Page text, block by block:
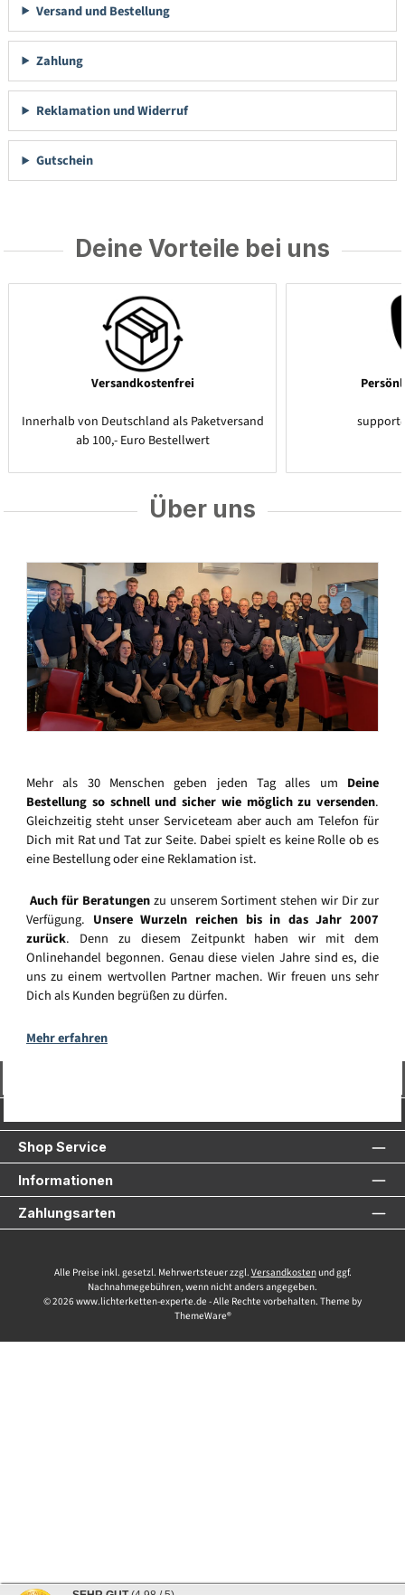
Versand und Bestellung
Zahlung
Reklamation und Widerruf
Gutschein
Deine Vorteile bei uns
Versandkostenfrei
Innerhalb von Deutschland als Paketversand
ab 100,- Euro Bestellwert
Über uns
Mehr als 30 Menschen geben jeden Tag alles um Deine
Bestellung so schnell und sicher wie möglich zu versenden.
Gleichzeitig steht unser Serviceteam aber auch am Telefon für
Dich mit Rat und Tat zur Seite. Dabei spielt es keine Rolle ob es
eine Bestellung oder eine Reklamation ist.
Auch für Beratungenzu unserem Sortiment stehen wir Dir zur
Verfügung. Unsere Wurzeln reichen bis in das Jahr 2007
zurück. Denn zu diesem Zeitpunkt haben wir mit dem
Onlinehandel begonnen. Genau diese vielen Jahre sind es, die
uns zu einem wertvollen Partner machen. Wir freuen uns sehr
Dich als Kunden begrüßen zu dürfen.
Mehr erfahren
Shop Service
Informationen
Zahlungsarten
Alle Preise inkl. gesetzl. Mehrwertsteuer zzgl. Versandkostenund ggf.
Nachnahmegebühren, wenn nicht anders angegeben.
© 2026 www.lichterketten-experte.de - Alle Rechte vorbehalten. Theme by
ThemeWare®